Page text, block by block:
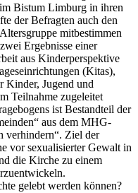
Bistum Limburg in ihren
der Befragten auch den
mitbestimmen
Ergebnisse einer
aus Kinderperspektive
(Kitas),
Kinder, Jugend und
Teilnahme zugeleitet
ist Bestandteil der
aus dem MHG-
verhindern“. Ziel der
vor sexualisierter Gewalt in
die Kirche zu einem
gelebt werden können?